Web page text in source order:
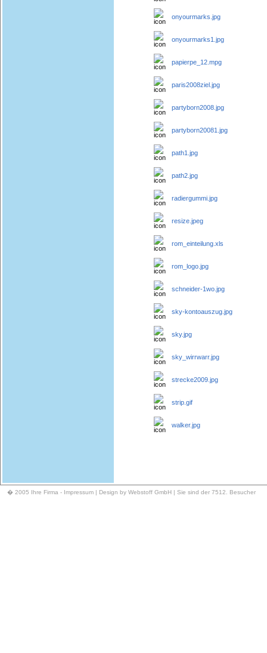
onyourmarks.jpg
onyourmarks1.jpg
papierpe_12.mpg
paris2008ziel.jpg
partyborn2008.jpg
partyborn20081.jpg
path1.jpg
path2.jpg
radiergummi.jpg
resize.jpeg
rom_einteilung.xls
rom_logo.jpg
schneider-1wo.jpg
sky-kontoauszug.jpg
sky.jpg
sky_wirrwarr.jpg
strecke2009.jpg
strip.gif
walker.jpg
� 2005 Ihre Firma - Impressum| Design by Webstoff GmbH | Sie sind der 7512. Besucher